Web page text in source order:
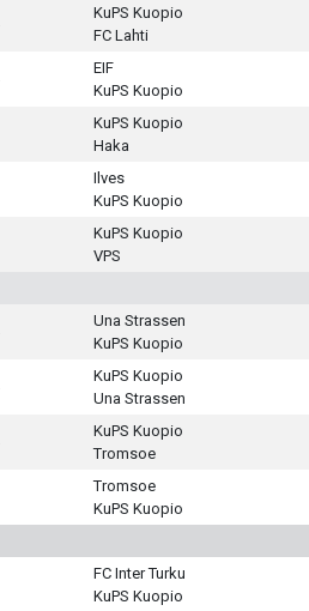
KuPS Kuopio
FC Lahti
EIF
KuPS Kuopio
KuPS Kuopio
Haka
Ilves
KuPS Kuopio
KuPS Kuopio
VPS
Una Strassen
KuPS Kuopio
KuPS Kuopio
Una Strassen
KuPS Kuopio
Tromsoe
Tromsoe
KuPS Kuopio
FC Inter Turku
KuPS Kuopio